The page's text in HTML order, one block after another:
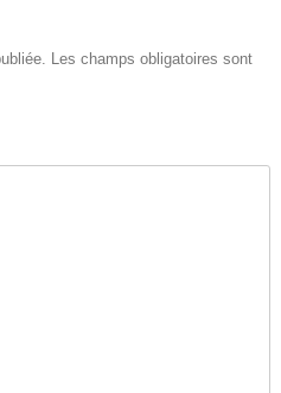
Les champs obligatoires sont